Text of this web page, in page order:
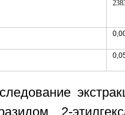
2-